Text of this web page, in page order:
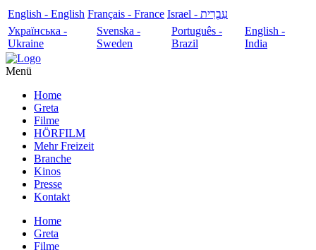
English - English Français - France
עִבְרִית - Israel
Українська -
Ukraine
Svenska -
Sweden
Português -
Brazil
English -
India
Menü
Home
Greta
Filme
HÖRFILM
Mehr Freizeit
Branche
Kinos
Presse
Kontakt
Home
Greta
Filme